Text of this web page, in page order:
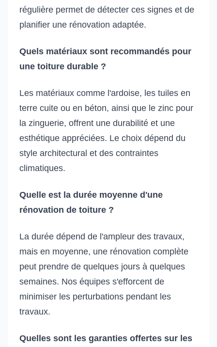
régulière permet de détecter ces signes et de
planifier une rénovation adaptée.
Quels matériaux sont recommandés pour
une toiture durable ?
Les matériaux comme l'ardoise, les tuiles en
terre cuite ou en béton, ainsi que le zinc pour
la zinguerie, offrent une durabilité et une
esthétique appréciées. Le choix dépend du
style architectural et des contraintes
climatiques.
Quelle est la durée moyenne d'une
rénovation de toiture ?
La durée dépend de l'ampleur des travaux,
mais en moyenne, une rénovation complète
peut prendre de quelques jours à quelques
semaines. Nos équipes s'efforcent de
minimiser les perturbations pendant les
travaux.
Quelles sont les garanties offertes sur les